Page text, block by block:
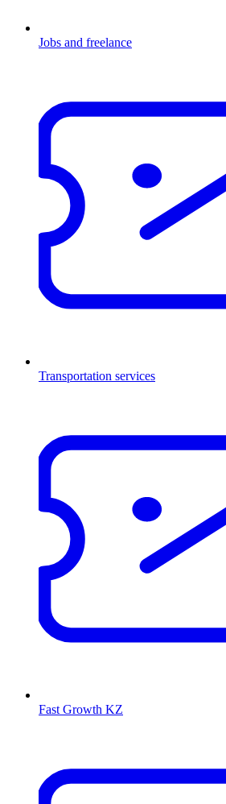
Jobs and freelance
Transportation services
Fast Growth KZ